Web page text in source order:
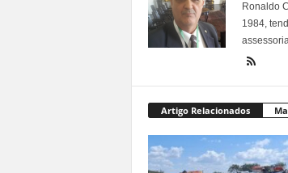
Ronaldo
1984,
Artigo Relacionados